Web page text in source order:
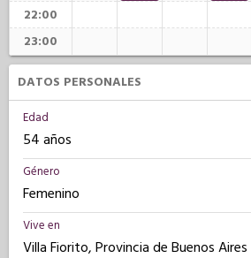
22:00
23:00
DATOS PERSONALES
Edad
54 años
Género
Femenino
Vive en
Villa Fiorito, Provincia de Buenos Aires